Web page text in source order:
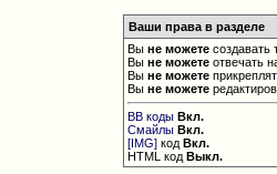
Ваши права в разделе
Выне можете создавать
Выне можете отвечать
Выне можете
Выне можете
BB коды Вкл.
Смайлы Вкл.
[IMG] кодВкл.
HTML кодВыкл.